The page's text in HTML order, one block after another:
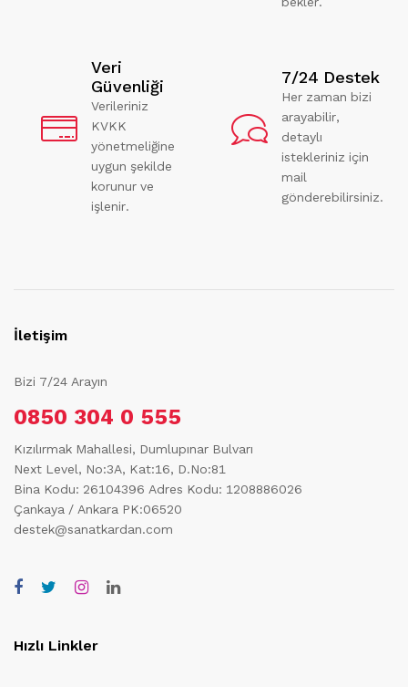
Veri
Güvenliği
Verileriniz
KVKK
yönetmeliğine
uygun şekilde
korunur ve
işlenir.
7/24 Destek
Her zaman bizi
arayabilir,
detaylı
istekleriniz için
mail
gönderebilirsiniz.
İletişim
Bizi 7/24 Arayın
0850 304 0 555
Kızılırmak Mahallesi, Dumlupınar Bulvarı
Next Level, No:3A, Kat:16, D.No:81
Bina Kodu: 26104396 Adres Kodu: 1208886026
Çankaya / Ankara PK:06520
destek@sanatkardan.com
Hızlı Linkler